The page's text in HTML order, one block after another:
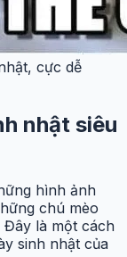
cực dễ
nhật siêu
hình ảnh
chú mèo
Đây là một cách
sinh nhật của